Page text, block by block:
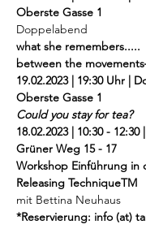
Oberste Gasse 1
Doppelabend
what she remembers.....
between the
19.02.2023 | 19:30 Uhr |
Oberste Gasse 1
Could you stay for tea?
18.02.2023 | 10:30 - 12:30
Grüner Weg 15 - 17
Workshop Einführung in
Releasing TechniqueTM
mit Bettina Neuhaus
*Reservierung: info (at)